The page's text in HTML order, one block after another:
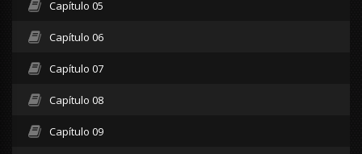
Capítulo 05
Capítulo 06
Capítulo 07
Capítulo 08
Capítulo 09